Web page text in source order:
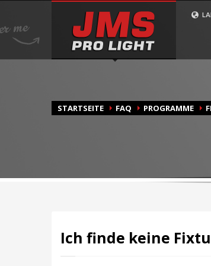
Wie Bestelle Ich?
Gehen Sie zu unserem
STARTSEITE FAQ PROGRAMME
Ich finde keine